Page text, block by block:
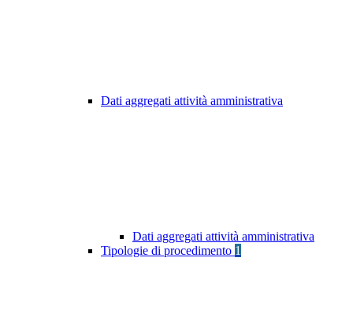
Dati aggregati attività amministrativa
Dati aggregati attività amministrativa
Tipologie di procedimento 1